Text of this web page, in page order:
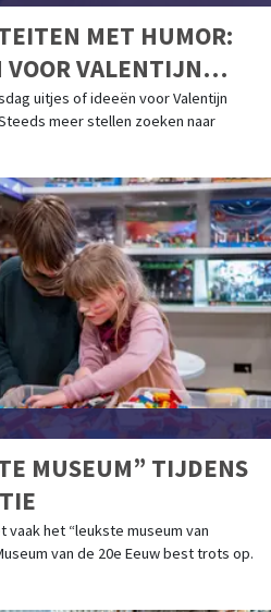
MET HUMOR:
VALENTIJN
uitjes of ideeën voor Valentijn
meer stellen zoeken naar
MUSEUM” TIJDENS
vaak het “leukste museum van
van de 20e Eeuw best trots op.